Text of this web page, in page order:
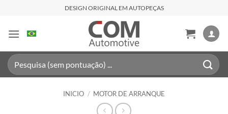
contenido
DESIGN ORIGINAL EM AUTOPEÇAS
Buscar
por:
INICIO / MOTOR DE ARRANQUE